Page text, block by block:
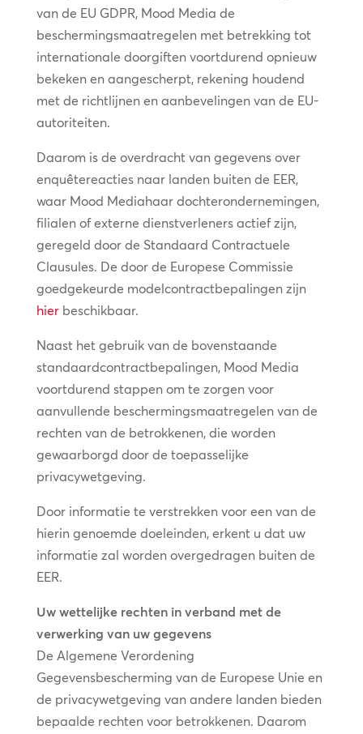
van de EU GDPR, Mood Media de
beschermingsmaatregelen met betrekking tot
internationale doorgiften voortdurend opnieuw
bekeken en aangescherpt, rekening houdend
met de richtlijnen en aanbevelingen van de EU-
autoriteiten.
Daarom is de overdracht van gegevens over
enquêtereacties naar landen buiten de EER,
waar Mood Mediahaar dochterondernemingen,
filialen of externe dienstverleners actief zijn,
geregeld door de Standaard Contractuele
Clausules. De door de Europese Commissie
goedgekeurde modelcontractbepalingen zijn
hierbeschikbaar.
Naast het gebruik van de bovenstaande
standaardcontractbepalingen, Mood Media
voortdurend stappen om te zorgen voor
aanvullende beschermingsmaatregelen van de
rechten van de betrokkenen, die worden
gewaarborgd door de toepasselijke
privacywetgeving.
Door informatie te verstrekken voor een van de
hierin genoemde doeleinden, erkent u dat uw
informatie zal worden overgedragen buiten de
EER.
Uw wettelijke rechten in verband met de
verwerking van uw gegevens
De Algemene Verordening
Gegevensbescherming van de Europese Unie en
de privacywetgeving van andere landen bieden
bepaalde rechten voor betrokkenen. Daarom